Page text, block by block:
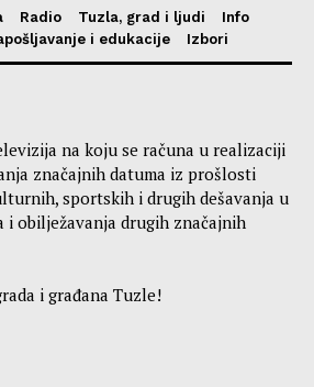
Radio Tuzla, grad i ljudi
Info
i edukacije Izbori
na koju se računa u realizaciji
značajnih datuma iz prošlosti
sportskih i drugih dešavanja u
i obilježavanja drugih značajnih
i građana Tuzle!